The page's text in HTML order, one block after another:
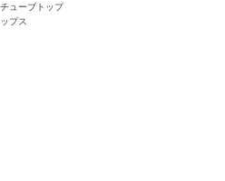
ューブトップ
プス